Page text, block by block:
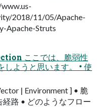
2018/11/05/Apache-
Apache-Struts
ここでは、脆弱性
しようと思います。 • 使
| Environment ] • 脆
路 • どのようなフロー